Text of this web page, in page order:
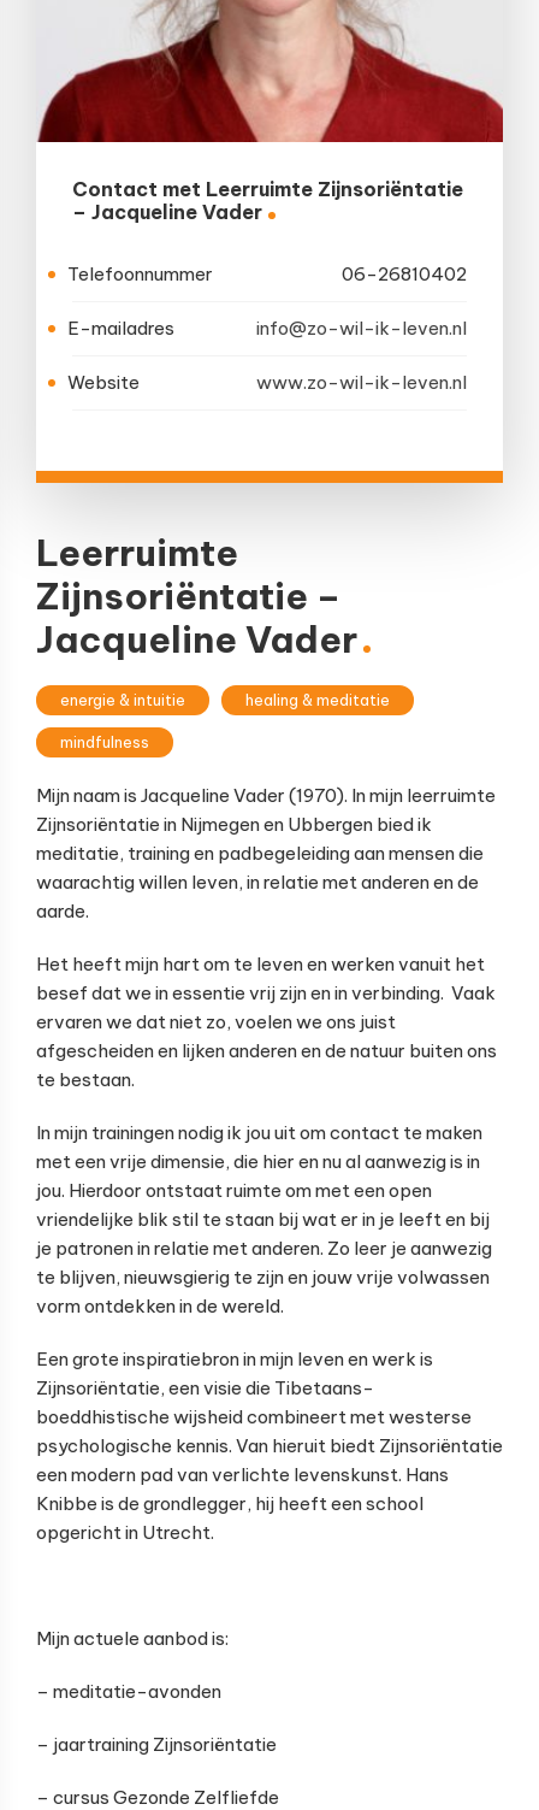
Leerruimte
Zijnsoriëntatie –
Jacqueline Vader
energie & intuitie healing & meditatie
mindfulness
Mijn naam is Jacqueline Vader (1970). In mijn leerruimte
Zijnsoriëntatie in Nijmegen en Ubbergen bied ik
meditatie, training en padbegeleiding aan mensen die
waarachtig willen leven, in relatie met anderen en de
aarde.
Het heeft mijn hart om te leven en werken vanuit het
besef dat we in essentie vrij zijn en in verbinding. Vaak
ervaren we dat niet zo, voelen we ons juist
afgescheiden en lijken anderen en de natuur buiten ons
te bestaan.
In mijn trainingen nodig ik jou uit om contact te maken
met een vrije dimensie, die hier en nu al aanwezig is in
jou. Hierdoor ontstaat ruimte om met een open
vriendelijke blik stil te staan bij wat er in je leeft en bij
je patronen in relatie met anderen. Zo leer je aanwezig
te blijven, nieuwsgierig te zijn en jouw vrije volwassen
vorm ontdekken in de wereld.
Een grote inspiratiebron in mijn leven en werk is
Zijnsoriëntatie, een visie die Tibetaans-
boeddhistische wijsheid combineert met westerse
psychologische kennis. Van hieruit biedt Zijnsoriëntatie
een modern pad van verlichte levenskunst. Hans
Knibbe is de grondlegger, hij heeft een school
opgericht in Utrecht.
Mijn actuele aanbod is:
– meditatie-avonden
– jaartraining Zijnsoriëntatie
– cursus Gezonde Zelfliefde
Contact met Leerruimte Zijnsoriëntatie
– Jacqueline Vader
Telefoonnummer 06-26810402
E-mailadres info@zo-wil-ik-leven.nl
Website www.zo-wil-ik-leven.nl